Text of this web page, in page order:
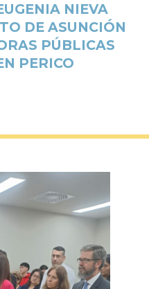
NIEVA
DE ASUNCIÓN
PÚBLICAS
PERICO